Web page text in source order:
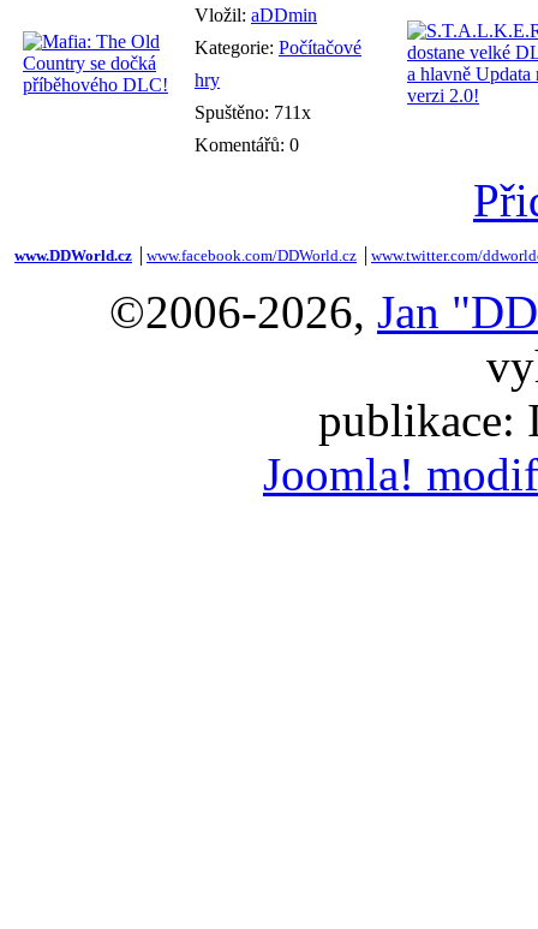
Vložil: aDDmin
Kategorie: Počítačové
hry
Spuštěno: 711x
Komentářů: 0
www.DDWorld.cz www.facebook.com/DDWorld.cz www.twitter.com/
©2006-2026, Jan
publikace:
Joomla!